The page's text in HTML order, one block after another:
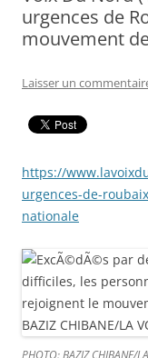
urgences de
mouvement
Laisser un
https://
urgences-de-
nationale